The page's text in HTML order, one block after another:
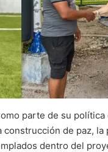
parte de su
de paz,
dentro del